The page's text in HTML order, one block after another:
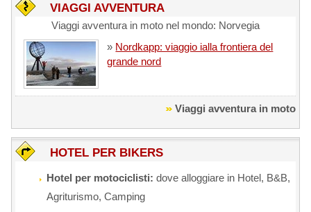
VIAGGI AVVENTURA
Viaggi avventura in moto nel mondo: Norvegia
» Nordkapp: viaggio ialla frontiera del
grande nord
Viaggi avventura in moto
HOTEL PER BIKERS
Hotel per motociclisti: dove alloggiare in Hotel, B&B,
Agriturismo, Camping